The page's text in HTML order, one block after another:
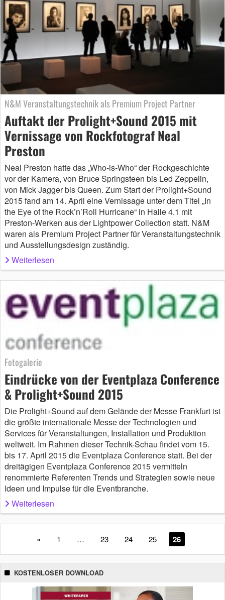
N&M Veranstaltungstechnik als Premium Project Partner
Auftakt der Prolight+Sound 2015 mit
Vernissage von Rockfotograf Neal
Preston
Neal Preston hatte das „Who-is-Who“ der Rockgeschichte
vor der Kamera, von Bruce Springsteen bis Led Zeppelin,
von Mick Jagger bis Queen. Zum Start der Prolight+Sound
2015 fand am 14. April eine Vernissage unter dem Titel „In
the Eye of the Rock’n’Roll Hurricane“ in Halle 4.1 mit
Preston-Werken aus der Lightpower Collection statt. N&M
waren als Premium Project Partner für Veranstaltungstechnik
und Ausstellungsdesign zuständig.
Weiterlesen
Fotogalerie
Eindrücke von der Eventplaza Conference
& Prolight+Sound 2015
Die Prolight+Sound auf dem Gelände der Messe Frankfurt ist
die größte internationale Messe der Technologien und
Services für Veranstaltungen, Installation und Produktion
weltweit. Im Rahmen dieser Technik-Schau findet vom 15.
bis 17. April 2015 die Eventplaza Conference statt. Bei der
dreitägigen Eventplaza Conference 2015 vermitteln
renommierte Referenten Trends und Strategien sowie neue
Ideen und Impulse für die Eventbranche.
Weiterlesen
« 1 … 23 24 25 26
KOSTENLOSER DOWNLOAD